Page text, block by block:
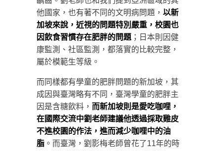
他國家，也有著不同的文明病問題， 以新
加坡來說，近視的問題特別嚴重，校園也
因飲食習慣存在肥胖的問題 ；日本則因健
康監測、社區監測，都落實的比較完整，
屬於模範生等級。
而同樣都有學童的肥胖問題的新加坡，其
成因與臺灣略有不同，臺灣學童的肥胖主
因是含糖飲料， 而新加坡則是愛吃咖哩，
在國際交流中劉老師建議他透過採取雞皮
不進校園的作法，進而減少咖哩中的油
脂 。而臺灣，劉影梅老師曾花了11年的時